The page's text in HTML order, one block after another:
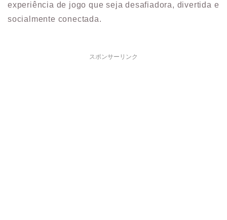
experiência de jogo que seja desafiadora, divertida e
socialmente conectada.
スポンサーリンク